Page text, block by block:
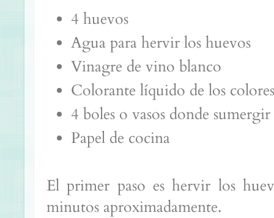
4 huevos
Agua para hervir los huevos
Vinagre de vino blanco
Colorante líquido de los
4 boles o vasos donde
Papel de cocina
El primer paso es hervir los
minutos aproximadamente.